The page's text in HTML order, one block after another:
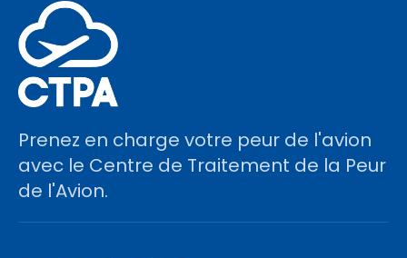
Prenez en charge votre peur de l'avion
avec le Centre de Traitement de la Peur
de l'Avion.